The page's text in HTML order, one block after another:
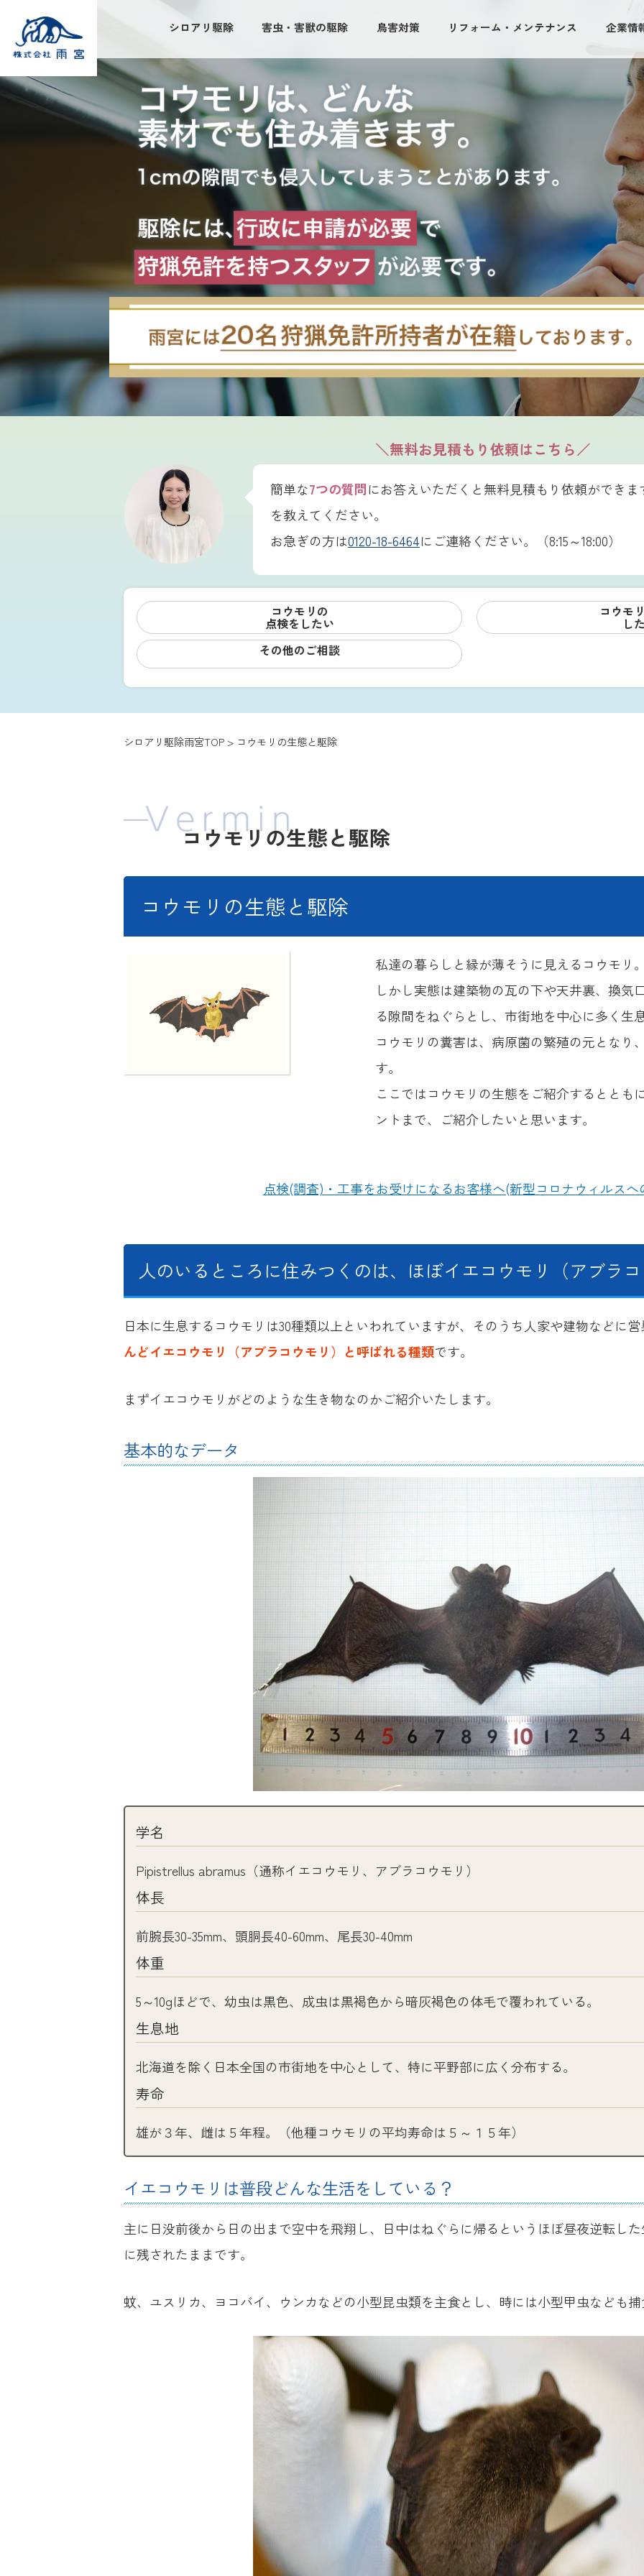
シロアリ駆除 害虫・害獣の駆除 鳥害対策 リフォーム・メンテナンス 企業情
＼無料お見積もり依頼はこちら／
簡単な7つの質問にお答えいただくと無料見積もり依頼ができ
を教えてください。
お急ぎの方は0120-18-6464にご連絡ください。（8:15～18:00）
コウモリの
点検をしたい
コウモ
し
その他のご相談
シロアリ駆除雨宮TOP > コウモリの生態と駆除
コウモリの生態と駆除
コウモリの生態と駆除
私達の暮らしと縁が薄そうに見えるコウモリ
しかし実態は建築物の瓦の下や天井裏、換気
る隙間をねぐらとし、市街地を中心に多く生
コウモリの糞害は、病原菌の繁殖の元となり
す。
ここではコウモリの生態をご紹介するととも
ントまで、ご紹介したいと思います。
点検(調査)・工事をお受けになるお客様へ(新型コロナウィルスへ
人のいるところに住みつくのは、ほぼイエコウモリ（アブラ
日本に生息するコウモリは30種類以上といわれていますが、そのうち人家や建物などに
んどイエコウモリ（アブラコウモリ）と呼ばれる種類です。
まずイエコウモリがどのような生き物なのかご紹介いたします。
基本的なデータ
学名
Pipistrellus abramus（通称イエコウモリ、アブラコウモリ）
体長
前腕長30-35mm、頭胴長40-60mm、尾長30-40mm
体重
5～10gほどで、幼虫は黒色、成虫は黒褐色から暗灰褐色の体毛で覆われている。
生息地
北海道を除く日本全国の市街地を中心として、特に平野部に広く分布する。
寿命
雄が３年、雌は５年程。（他種コウモリの平均寿命は５～１５年）
イエコウモリは普段どんな生活をしている？
主に日没前後から日の出まで空中を飛翔し、日中はねぐらに帰るというほぼ昼夜逆転し
に残されたままです。
蚊、ユスリカ、ヨコバイ、ウンカなどの小型昆虫類を主食とし、時には小型甲虫なども